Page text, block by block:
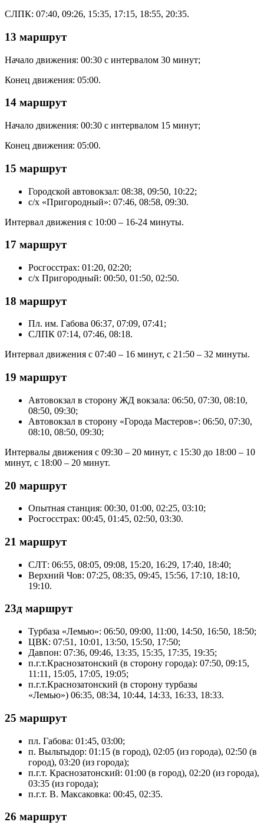
СЛПК: 07:40, 09:26, 15:35, 17:15, 18:55, 20:35.
13 маршрут
Начало движения: 00:30 с интервалом 30 минут;
Конец движения: 05:00.
14 маршрут
Начало движения: 00:30 с интервалом 15 минут;
Конец движения: 05:00.
15 маршрут
Городской автовокзал: 08:38, 09:50, 10:22;
с/х «Пригородный»: 07:46, 08:58, 09:30.
Интервал движения с 10:00 – 16-24 минуты.
17 маршрут
Росгосстрах: 01:20, 02:20;
с/х Пригородный: 00:50, 01:50, 02:50.
18 маршрут
Пл. им. Габова 06:37, 07:09, 07:41;
СЛПК 07:14, 07:46, 08:18.
Интервал движения с 07:40 – 16 минут, с 21:50 – 32 минуты.
19 маршрут
Автовокзал в сторону ЖД вокзала: 06:50, 07:30, 08:10,
08:50, 09:30;
Автовокзал в сторону «Города Мастеров»: 06:50, 07:30,
08:10, 08:50, 09:30;
Интервалы движения с 09:30 – 20 минут, с 15:30 до 18:00 – 10
минут, с 18:00 – 20 минут.
20 маршрут
Опытная станция: 00:30, 01:00, 02:25, 03:10;
Росгосстрах: 00:45, 01:45, 02:50, 03:30.
21 маршрут
СЛТ: 06:55, 08:05, 09:08, 15:20, 16:29, 17:40, 18:40;
Верхний Чов: 07:25, 08:35, 09:45, 15:56, 17:10, 18:10,
19:10.
23д маршрут
Турбаза «Лемью»: 06:50, 09:00, 11:00, 14:50, 16:50, 18:50;
ЦВК: 07:51, 10:01, 13:50, 15:50, 17:50;
Давпон: 07:36, 09:46, 13:35, 15:35, 17:35, 19:35;
п.г.т.Краснозатонский (в сторону города): 07:50, 09:15,
11:11, 15:05, 17:05, 19:05;
п.г.т.Краснозатонский (в сторону турбазы
«Лемью») 06:35, 08:34, 10:44, 14:33, 16:33, 18:33.
25 маршрут
пл. Габова: 01:45, 03:00;
п. Выльтыдор: 01:15 (в город), 02:05 (из города), 02:50 (в
город), 03:20 (из города);
п.г.т. Краснозатонский: 01:00 (в город), 02:20 (из города),
03:35 (из города);
п.г.т. В. Максаковка: 00:45, 02:35.
26 маршрут